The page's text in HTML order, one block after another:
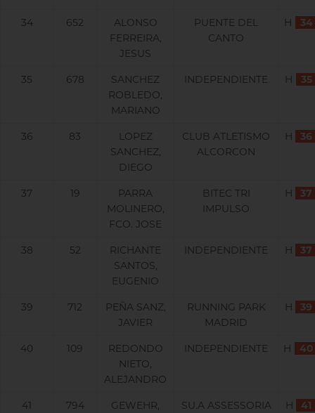
34 652
ALONSO
FERREIRA,
JESUS
PUENTE DEL
CANTO
H 34
35 678
SANCHEZ
ROBLEDO,
MARIANO
INDEPENDIENTE H 35
36 83
LOPEZ
SANCHEZ,
DIEGO
CLUB ATLETISMO
ALCORCON
H 36
37 19
PARRA
MOLINERO,
FCO. JOSE
BITEC TRI
IMPULSO
H 37
38 52
RICHANTE
SANTOS,
EUGENIO
INDEPENDIENTE H 37
39 712
PEÑA SANZ,
JAVIER
RUNNING PARK
MADRID
H 39
40 109
REDONDO
NIETO,
ALEJANDRO
INDEPENDIENTE H 40
41 794
GEWEHR,
SU.A ASSESSORIA
H 41